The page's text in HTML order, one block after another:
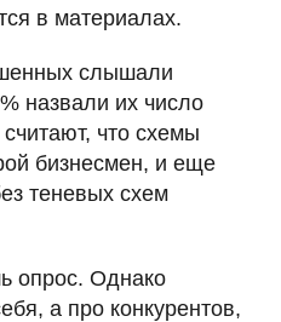
в материалах.
слышали
назвали их число
что схемы
бизнесмен, и еще
теневых схем
опрос. Однако
а про конкурентов,